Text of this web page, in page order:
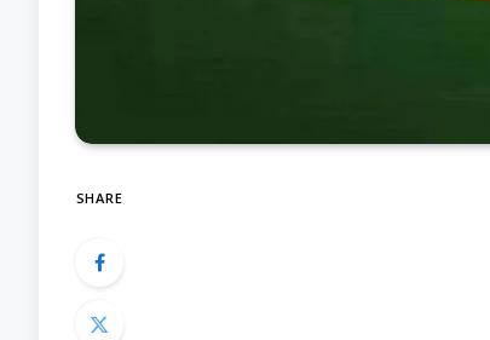
SHARE